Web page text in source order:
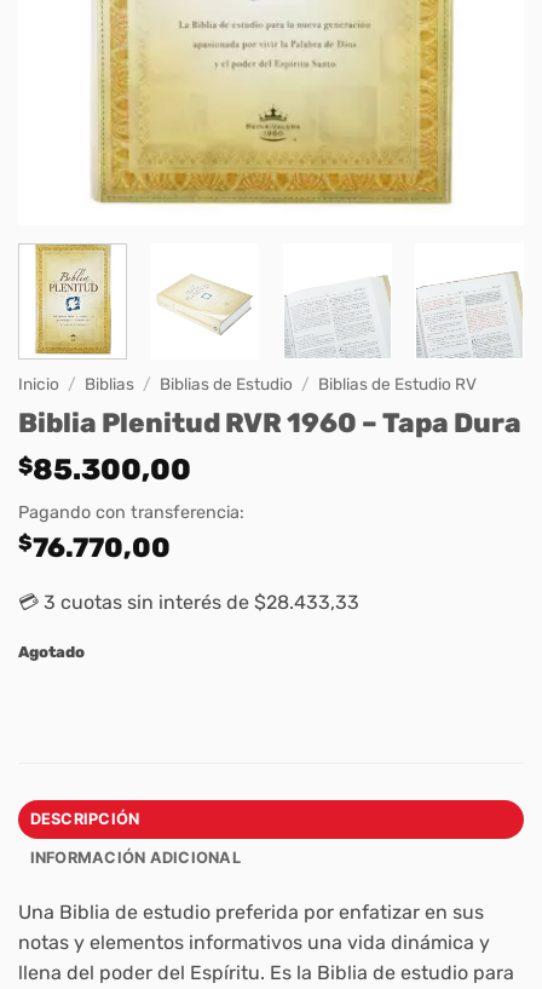
Inicio / Biblias / Biblias de Estudio / Biblias de Estudio RV
Biblia Plenitud RVR 1960 – Tapa Dura
$85.300,00
Pagando con transferencia:
$76.770,00
💳 3 cuotas sin interés de $28.433,33
Agotado
DESCRIPCIÓN
INFORMACIÓN ADICIONAL
Una Biblia de estudio preferida por enfatizar en sus
notas y elementos informativos una vida dinámica y
llena del poder del Espíritu. Es la Biblia de estudio para